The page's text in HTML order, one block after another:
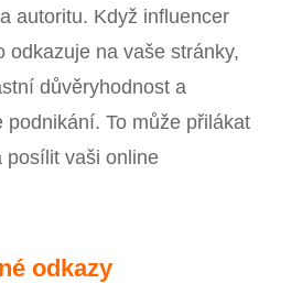
autoritu. Když influencer
odkazuje na vaše stránky,
důvěryhodnost a
podnikání. To může přilákat
posílit vaši online
odkazy